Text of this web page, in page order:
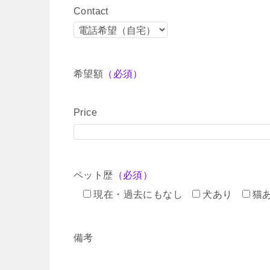
Contact
希望額 （必須）
Price
ペット歴 （必須）
現在・過去にもなし
犬あり 猫
備考